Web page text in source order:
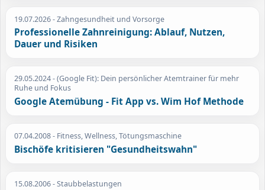
19.07.2026- Zahngesundheit und Vorsorge
Professionelle Zahnreinigung: Ablauf, Nutzen,
Dauer und Risiken
29.05.2024- (Google Fit): Dein persönlicher Atemtrainer für mehr
Ruhe und Fokus
Google Atemübung - Fit App vs. Wim Hof Methode
07.04.2008- Fitness, Wellness, Tötungsmaschine
Bischöfe kritisieren "Gesundheitswahn"
15.08.2006- Staubbelastungen